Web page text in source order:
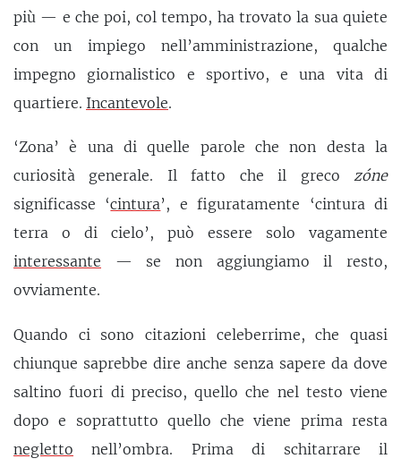
più — e che poi, col tempo, ha trovato la sua quiete
con un impiego nell’amministrazione, qualche
impegno giornalistico e sportivo, e una vita di
quartiere. Incantevole.
‘Zona’ è una di quelle parole che non desta la
curiosità generale. Il fatto che il greco zóne
significasse ‘cintura’, e figuratamente ‘cintura di
terra o di cielo’, può essere solo vagamente
interessante — se non aggiungiamo il resto,
ovviamente.
Quando ci sono citazioni celeberrime, che quasi
chiunque saprebbe dire anche senza sapere da dove
saltino fuori di preciso, quello che nel testo viene
dopo e soprattutto quello che viene prima resta
negletto nell’ombra. Prima di schitarrare il